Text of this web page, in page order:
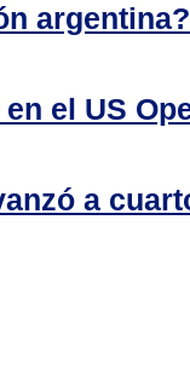
argentina?
el US
a